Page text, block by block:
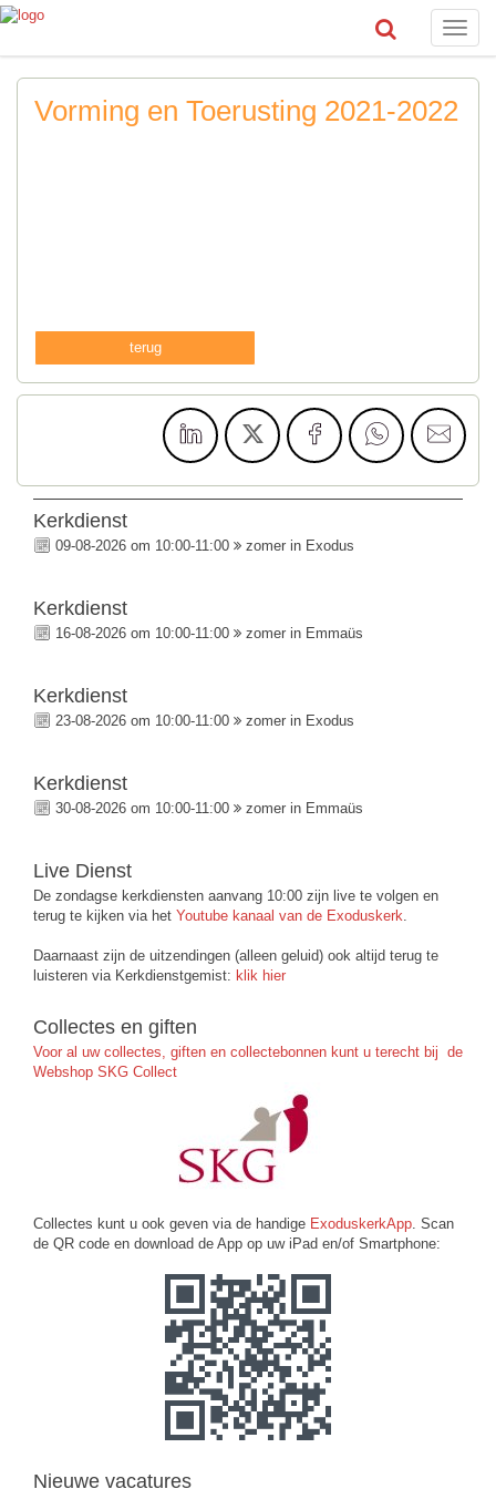
Toggle
Vorming en Toerusting 2021-2022
terug
Kerkdienst
09-08-2026 om 10:00-11:00 zomer in Exodus
Kerkdienst
16-08-2026 om 10:00-11:00 zomer in Emmaüs
Kerkdienst
23-08-2026 om 10:00-11:00 zomer in Exodus
Kerkdienst
30-08-2026 om 10:00-11:00 zomer in Emmaüs
Live Dienst
De zondagse kerkdiensten aanvang 10:00 zijn live te volgen en
terug te kijken via het Youtube kanaal van de Exoduskerk
Daarnaast zijn de uitzendingen (alleen geluid) ook altijd terug te
luisteren via Kerkdienstgemist: klik hier
Collectes en giften
Voor al uw collectes, giften en collectebonnen kunt u terecht bij de
Webshop SKG Collect
Collectes kunt u ook geven via de handige ExoduskerkApp . Scan
de QR code en download de App op uw iPad en/of Smartphone:
Nieuwe vacatures